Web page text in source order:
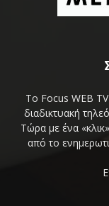
Το Focus WEB
διαδικτυακή
Τώρα με ένα
από το